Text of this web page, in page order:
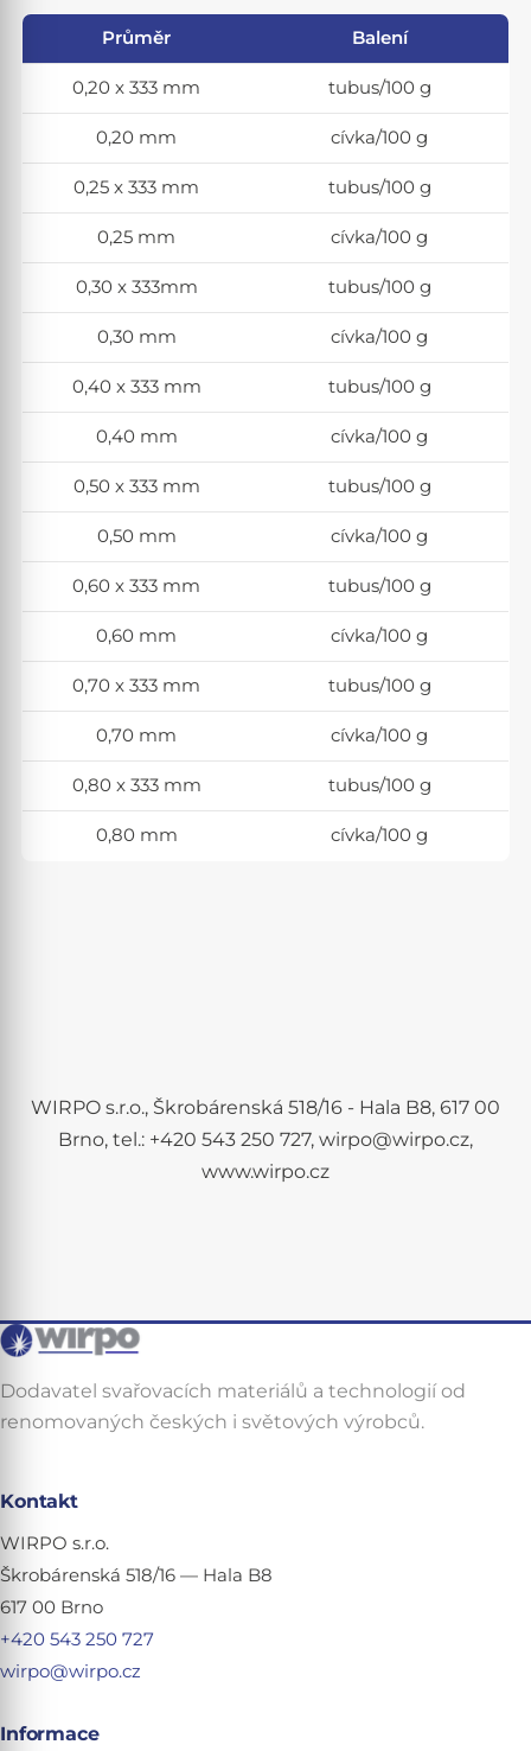
Průměr Balení
0,20 x 333 mm tubus/100 g
0,20 mm cívka/100 g
0,25 x 333 mm tubus/100 g
0,25 mm cívka/100 g
0,30 x 333mm tubus/100 g
0,30 mm cívka/100 g
0,40 x 333 mm tubus/100 g
0,40 mm cívka/100 g
0,50 x 333 mm tubus/100 g
0,50 mm cívka/100 g
0,60 x 333 mm tubus/100 g
0,60 mm cívka/100 g
0,70 x 333 mm tubus/100 g
0,70 mm cívka/100 g
0,80 x 333 mm tubus/100 g
0,80 mm cívka/100 g
WIRPO s.r.o., Škrobárenská 518/16 - Hala B8, 617 00
Brno, tel.: +420 543 250 727, wirpo@wirpo.cz,
www.wirpo.cz
Dodavatel svařovacích materiálů a technologií od
renomovaných českých i světových výrobců.
Kontakt
WIRPO s.r.o.
Škrobárenská 518/16 — Hala B8
617 00 Brno
+420 543 250 727
wirpo@wirpo.cz
Informace